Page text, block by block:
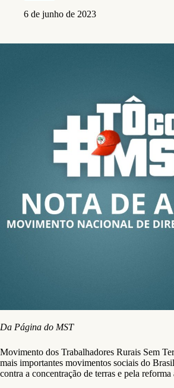
6 de junho de 2023
Da Página do MST
Movimento dos Trabalhadores Rurais Sem
mais importantes movimentos sociais do
contra a concentração de terras e pela reforma